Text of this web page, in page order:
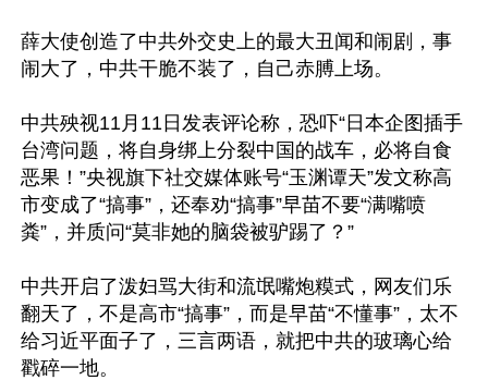
薛大使创造了中共外交史上的最大丑闻和闹剧，事
闹大了，中共干脆不装了，自己赤膊上场。
中共殃视11月11日发表评论称，恐吓“日本企图插手
台湾问题，将自身绑上分裂中国的战车，必将自食
恶果！”央视旗下社交媒体账号“玉渊谭天”发文称高
市变成了“搞事”，还奉劝“搞事”早苗不要“满嘴喷
粪”，并质问“莫非她的脑袋被驴踢了？”
中共开启了泼妇骂大街和流氓嘴炮糢式，网友们乐
翻天了，不是高市“搞事”，而是早苗“不懂事”，太不
给习近平面子了，三言两语，就把中共的玻璃心给
戳碎一地。